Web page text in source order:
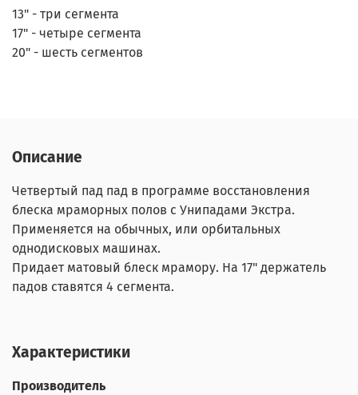
13" - три сегмента
17" - четыре сегмента
20" - шесть сегментов
Описание
Четвертый пад пад в программе восстановления
блеска мраморных полов с Унипадами Экстра.
Применяется на обычных, или орбитальных
однодисковых машинах.
Придает матовый блеск мрамору. На 17" держатель
падов ставятся 4 сегмента.
Характеристики
Производитель